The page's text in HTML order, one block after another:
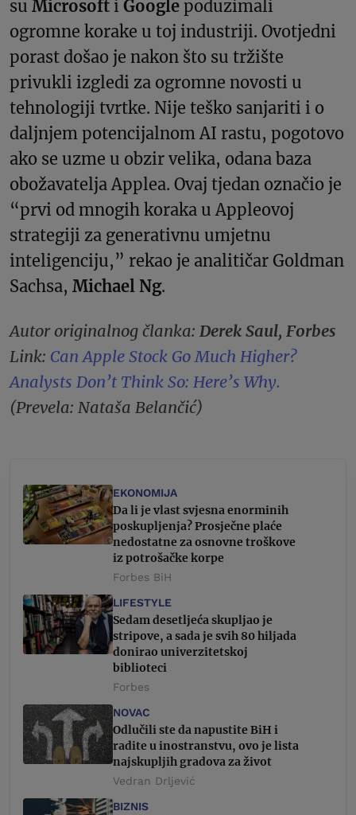
su Microsoft i Google poduzimali
ogromne korake u toj industriji. Ovotjedni
porast došao je nakon što su tržište
privukli izgledi za ogromne novosti u
tehnologiji tvrtke. Nije teško sanjariti i o
daljnjem potencijalnom AI rastu, pogotovo
ako se uzme u obzir velika, odana baza
obožavatelja Applea. Ovaj tjedan označio je
“prvi od mnogih koraka u Appleovoj
strategiji za generativnu umjetnu
inteligenciju,” rekao je analitičar Goldman
Sachsa, Michael Ng.
Autor originalnog članka: Derek Saul, Forbes
Link: Can Apple Stock Go Much Higher?
Analysts Don’t Think So: Here’s Why.
(Prevela: Nataša Belančić)
EKONOMIJA
Da li je vlast svjesna enorminih
poskupljenja? Prosječne plaće
nedostatne za osnovne troškove
iz potrošačke korpe
Forbes BiH
LIFESTYLE
Sedam desetljeća skupljao je
stripove, a sada je svih 80 hiljada
donirao univerzitetskoj
biblioteci
Forbes
NOVAC
Odlučili ste da napustite BiH i
radite u inostranstvu, ovo je lista
najskupljih gradova za život
Vedran Drljević
BIZNIS